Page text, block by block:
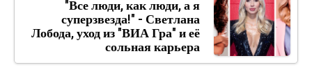
"Все люди, как люди, а я
суперзвезда!" - Светлана
Лобода, уход из "ВИА Гра" и её
сольная карьера